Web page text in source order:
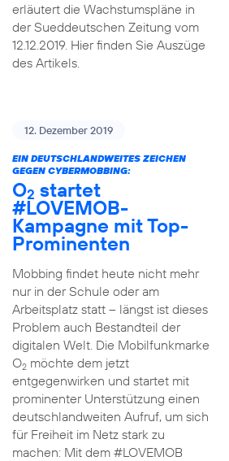
erläutert die Wachstumspläne in
der Sueddeutschen Zeitung vom
12.12.2019. Hier finden Sie Auszüge
des Artikels.
12. Dezember 2019
EIN DEUTSCHLANDWEITES ZEICHEN
GEGEN CYBERMOBBING:
O2 startet
#LOVEMOB-
Kampagne mit Top-
Prominenten
Mobbing findet heute nicht mehr
nur in der Schule oder am
Arbeitsplatz statt – längst ist dieses
Problem auch Bestandteil der
digitalen Welt. Die Mobilfunkmarke
O2möchte dem jetzt
entgegenwirken und startet mit
prominenter Unterstützung einen
deutschlandweiten Aufruf, um sich
für Freiheit im Netz stark zu
machen: Mit dem #LOVEMOB